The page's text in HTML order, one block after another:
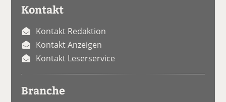
Kontakt
Kontakt Redaktion
Kontakt Anzeigen
Kontakt Leserservice
Branche